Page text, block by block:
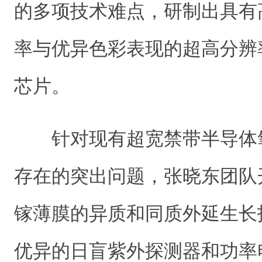
的多项技术难点，研制出具
率与优异色彩表现的超高分
芯片。
针对现有超宽禁带半导
存在的突出问题，张晓东团
镓薄膜的异质和同质外延生
优异的日盲紫外探测器和功